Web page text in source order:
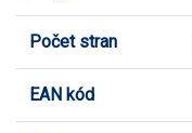
Počet stran
EAN kód